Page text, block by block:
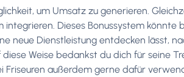
um Umsatz zu generieren.
Dieses Bonussystem könnte
neue Dienstleistung entdecken lässt,
Weise bedankst du dich für seine
Friseuren außerdem gerne dafür